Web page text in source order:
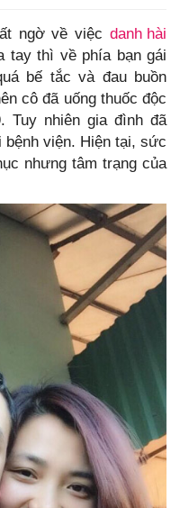
ngờ về việc danh hài
tay thì về phía bạn gái
bế tắc và đau buồn
cô đã uống thuốc độc
Tuy nhiên gia đình đã
viện. Hiện tại, sức
nhưng tâm trạng của